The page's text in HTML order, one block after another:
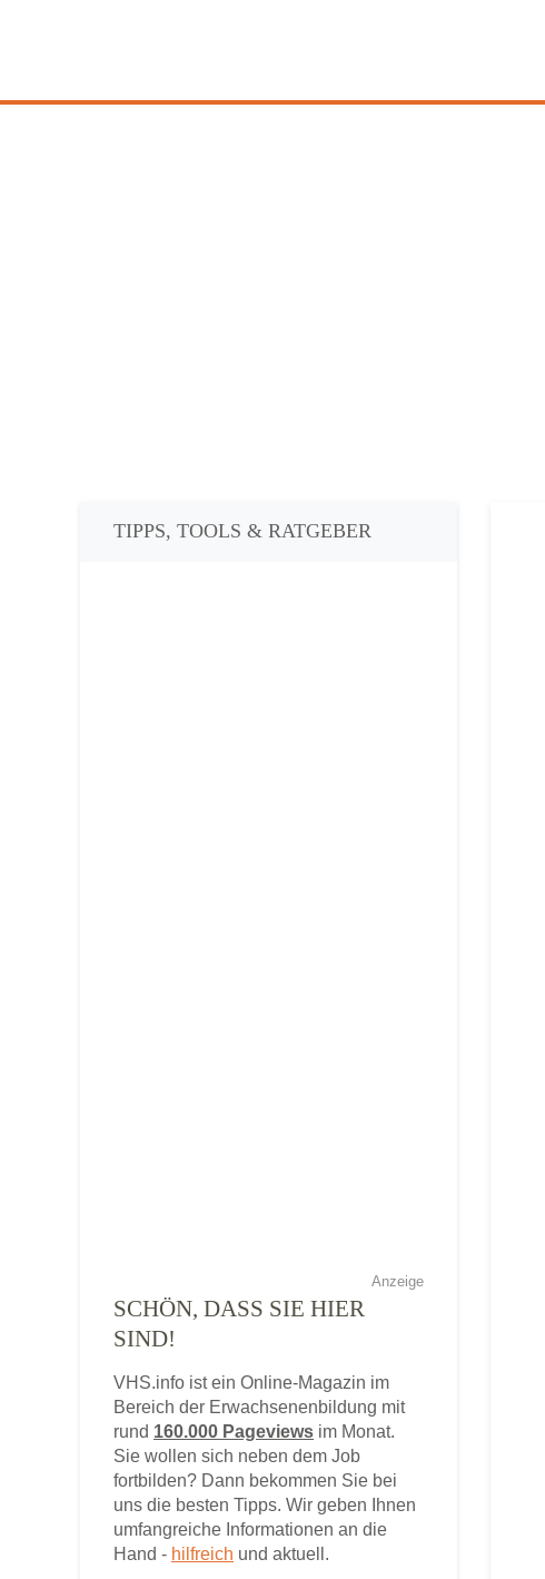
TIPPS, TOOLS & RATGEBER
Anzeige
SCHÖN, DASS SIE HIER
SIND!
VHS.info ist ein Online-Magazin im
Bereich der Erwachsenenbildung mit
rund 160.000 Pageviews im Monat.
Sie wollen sich neben dem Job
fortbilden? Dann bekommen Sie bei
uns die besten Tipps. Wir geben Ihnen
umfangreiche Informationen an die
Hand - hilfreich und aktuell.